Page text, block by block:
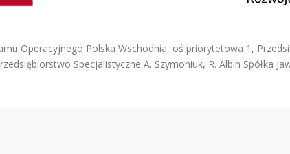
Operacyjnego Polska Wschodnia, oś priorytetowa 1,
Specjalistyczne A. Szymoniuk, R. Albin Spółka